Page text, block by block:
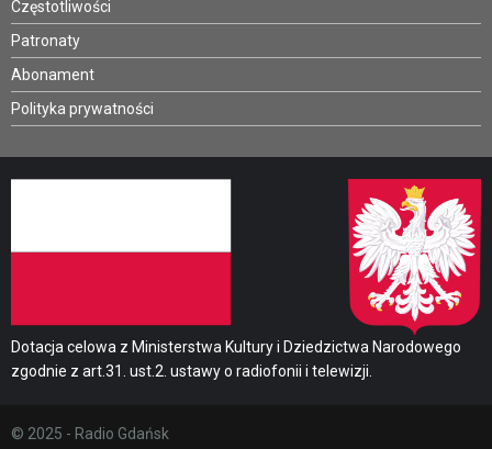
Częstotliwości
Patronaty
Abonament
Polityka prywatności
Dotacja celowa z Ministerstwa Kultury i Dziedzictwa Narodowego
zgodnie z art.31. ust.2. ustawy o radiofonii i telewizji.
© 2025 - Radio Gdańsk